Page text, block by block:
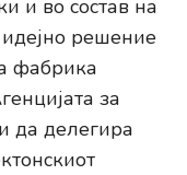
и во состав на
решение
фабрика
за
да делегира